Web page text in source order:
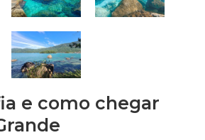
e como chegar